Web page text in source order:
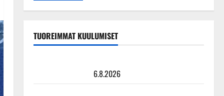
TUOREIMMAT KUULUMISET
6.8.2026